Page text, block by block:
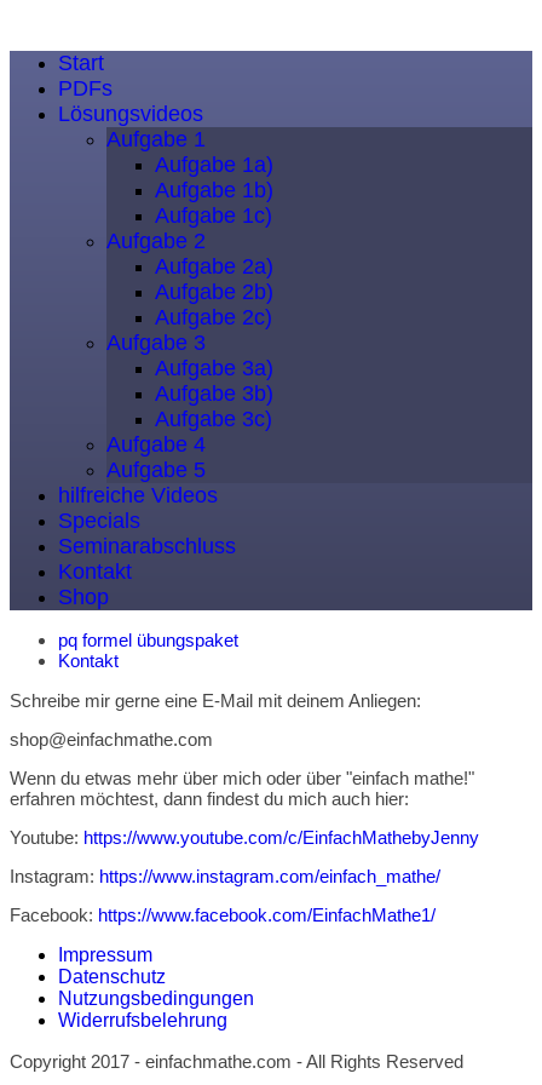
Start
PDFs
Lösungsvideos
Aufgabe 1
Aufgabe 1a)
Aufgabe 1b)
Aufgabe 1c)
Aufgabe 2
Aufgabe 2a)
Aufgabe 2b)
Aufgabe 2c)
Aufgabe 3
Aufgabe 3a)
Aufgabe 3b)
Aufgabe 3c)
Aufgabe 4
Aufgabe 5
hilfreiche Videos
Specials
Seminarabschluss
Kontakt
Shop
pq formel übungspaket
Kontakt
Schreibe mir gerne eine E-Mail mit deinem Anliegen:
shop@einfachmathe.com
Wenn du etwas mehr über mich oder über "einfach mathe!"
erfahren möchtest, dann findest du mich auch hier:
Youtube: https://www.youtube.com/c/EinfachMathebyJenny
Instagram: https://www.instagram.com/einfach_mathe/
Facebook: https://www.facebook.com/EinfachMathe1/
Impressum
Datenschutz
Nutzungsbedingungen
Widerrufsbelehrung
Copyright 2017 - einfachmathe.com - All Rights Reserved